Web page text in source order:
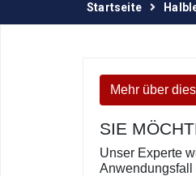
Startseite
Mehr über
SIE
Unser Experte
Anwendungsfall